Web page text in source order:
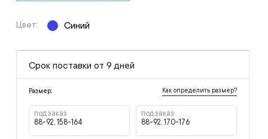
Цвет: Синий
Срок поставки от 9 дней
Размер: Как определить размер?
под заказ
88-92, 158-164
под заказ
88-92, 170-176